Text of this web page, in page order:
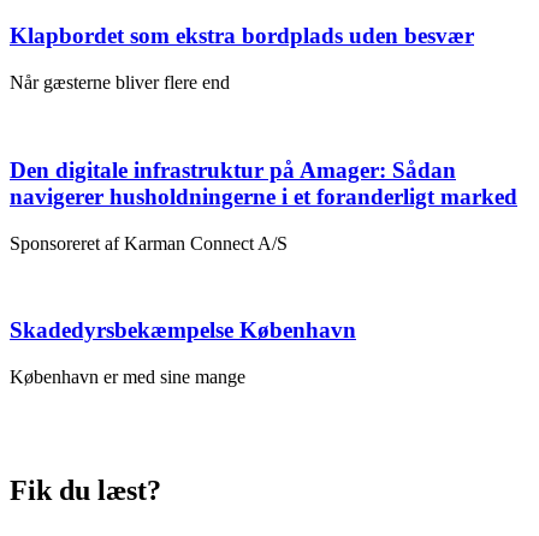
Klapbordet som ekstra bordplads uden besvær
Når gæsterne bliver flere end
Den digitale infrastruktur på Amager: Sådan
navigerer husholdningerne i et foranderligt marked
Sponsoreret af Karman Connect A/S
Skadedyrsbekæmpelse København
København er med sine mange
Fik du læst?